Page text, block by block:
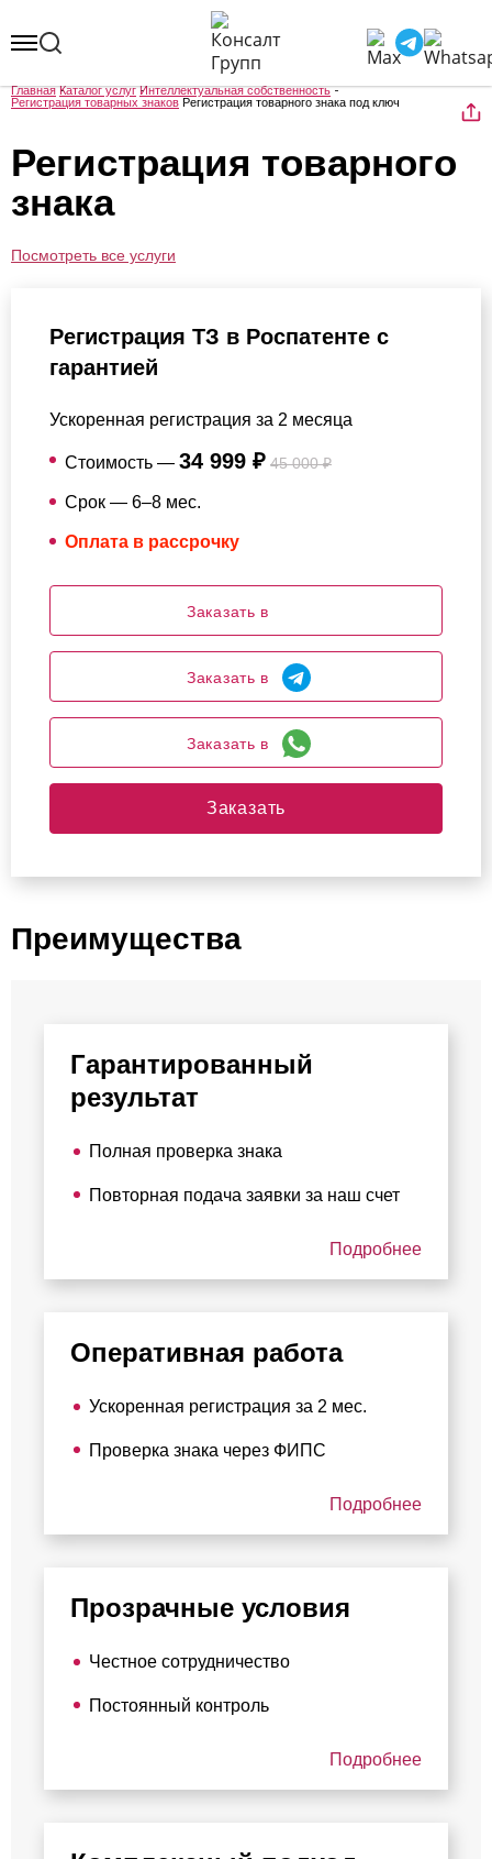
Главная Каталог услуг Интеллектуальная собственность
Регистрация товарных знаков Регистрация товарного знака под ключ
Регистрация товарного
знака
Посмотреть все услуги
Регистрация ТЗ в Роспатенте с
гарантией
Ускоренная регистрация за 2 месяца
Стоимость — 34 999 ₽ 45 000 ₽
Срок — 6–8 мес.
Оплата в рассрочку
Заказать в
Заказать в
Заказать в
Заказать
Преимущества
Гарантированный
результат
Полная проверка знака
Повторная подача заявки за наш счет
Подробнее
Оперативная работа
Ускоренная регистрация за 2 мес.
Проверка знака через ФИПС
Подробнее
Прозрачные условия
Честное сотрудничество
Постоянный контроль
Подробнее